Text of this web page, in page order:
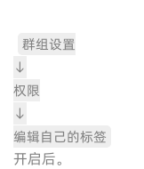
群组设置
↓
权限
↓
编辑自己的标签
开启后。